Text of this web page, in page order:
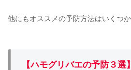
他にもオススメの予防方法はいくつか
【ハモグリバエの予防３選】